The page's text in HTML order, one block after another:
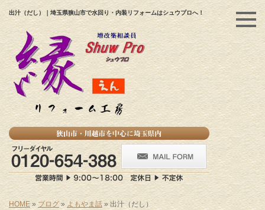
出汁（だし）｜埼玉県狭山市で水回り・内装リフォームはシュウプロへ！
HOME » ブログ» よもやま話 » 出汁（だし）